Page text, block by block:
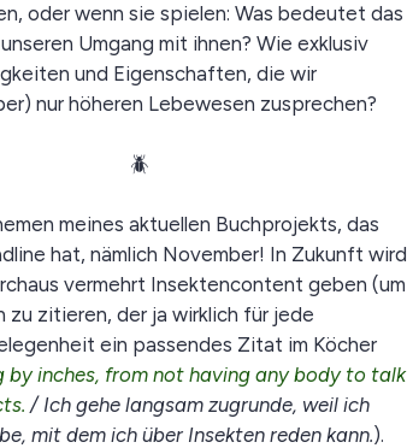
oder wenn sie spielen: Was bedeutet das
Umgang mit ihnen? Wie exklusiv
und Eigenschaften, die wir
nur höheren Lebewesen zusprechen?
🪲
meines aktuellen Buchprojekts, das
hat, nämlich November! In Zukunft wird
vermehrt Insektencontent geben (um
zu zitieren, der ja wirklich für jede
ein passendes Zitat im Köcher
by inches, from not having any body to talk
/ Ich gehe langsam zugrunde, weil ich
mit dem ich über Insekten reden kann.).